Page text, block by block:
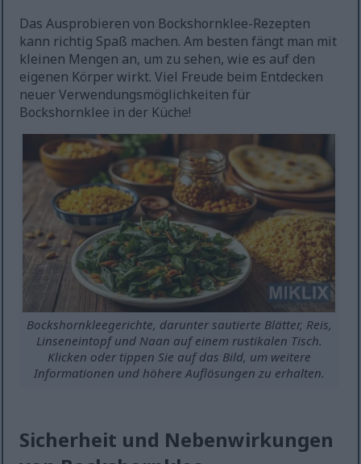
Das Ausprobieren von Bockshornklee-Rezepten
kann richtig Spaß machen. Am besten fängt man mit
kleinen Mengen an, um zu sehen, wie es auf den
eigenen Körper wirkt. Viel Freude beim Entdecken
neuer Verwendungsmöglichkeiten für
Bockshornklee in der Küche!
Bockshornkleegerichte, darunter sautierte Blätter, Reis,
Linseneintopf und Naan auf einem rustikalen Tisch.
Klicken oder tippen Sie auf das Bild, um weitere
Informationen und höhere Auflösungen zu erhalten.
Sicherheit und Nebenwirkungen